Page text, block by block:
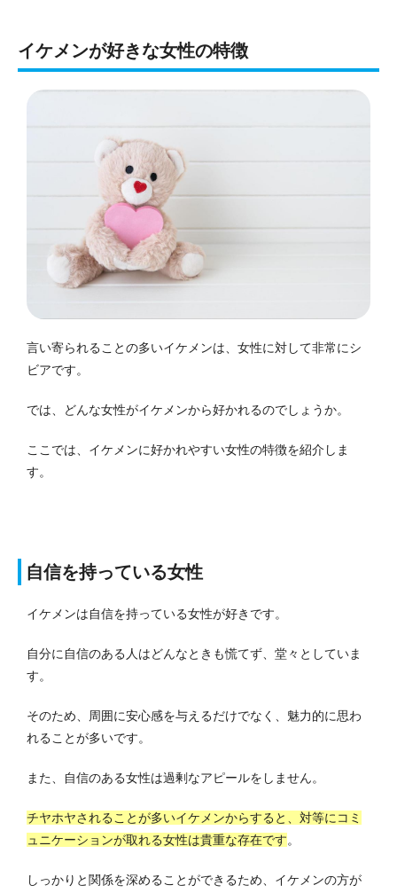
イケメンが好きな女性の特徴
言い寄られることの多いイケメンは、女性に対して非常にシ
ビアです。
では、どんな女性がイケメンから好かれるのでしょうか。
ここでは、イケメンに好かれやすい女性の特徴を紹介しま
す。
自信を持っている女性
イケメンは自信を持っている女性が好きです。
自分に自信のある人はどんなときも慌てず、堂々としていま
す。
そのため、周囲に安心感を与えるだけでなく、魅力的に思わ
れることが多いです。
また、自信のある女性は過剰なアピールをしません。
チヤホヤされることが多いイケメンからすると、対等にコミ
ュニケーションが取れる女性は貴重な存在です。
しっかりと関係を深めることができるため、イケメンの方が